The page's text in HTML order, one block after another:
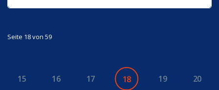
Seite 18 von 59
15 16 17 18 19 20